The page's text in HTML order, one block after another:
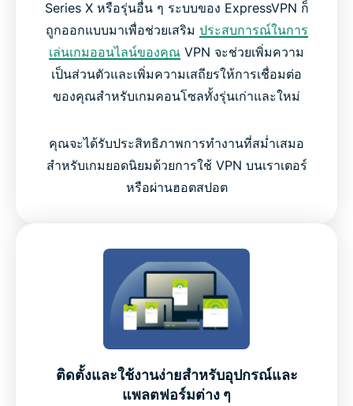
ลองใช้ ExpressVPN สำหรับ Xbox อย่างไม่มีความเสี่ยง
Series X หรือรุ่นอื่น ๆ ระบบของ ExpressVPN ก็
ถูกออกแบบมาเพื่อช่วยเสริม ประสบการณ์ในการ
เล่นเกมออนไลน์ของคุณ VPN จะช่วยเพิ่มความ
เป็นส่วนตัวและเพิ่มความเสถียรให้การเชื่อมต่อ
ของคุณสำหรับเกมคอนโซลทั้งรุ่นเก่าและใหม่
คุณจะได้รับประสิทธิภาพการทำงานที่สม่ำเสมอ
สำหรับเกมยอดนิยมด้วยการใช้ VPN บนเราเตอร์
หรือผ่านฮอตสปอต
ติดตั้งและใช้งานง่ายสำหรับอุปกรณ์และ
แพลตฟอร์มต่าง ๆ